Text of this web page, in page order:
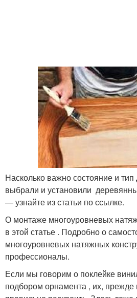
Насколько важно состояние и
выбрали и установили
— узнайте из статьи по ссылке.
О монтаже многоуровневых
в этой статье . Подробно о
многоуровневых натяжных
профессионалы.
Если мы говорим о поклейке
подбором орнамента , их, прежде